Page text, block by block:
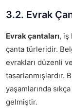
3.2. Evrak
Evrak çantaları, iş
çanta türleridir.
evrakları düzenli
tasarlanmışlardır.
yaşamlarında
gelmiştir.